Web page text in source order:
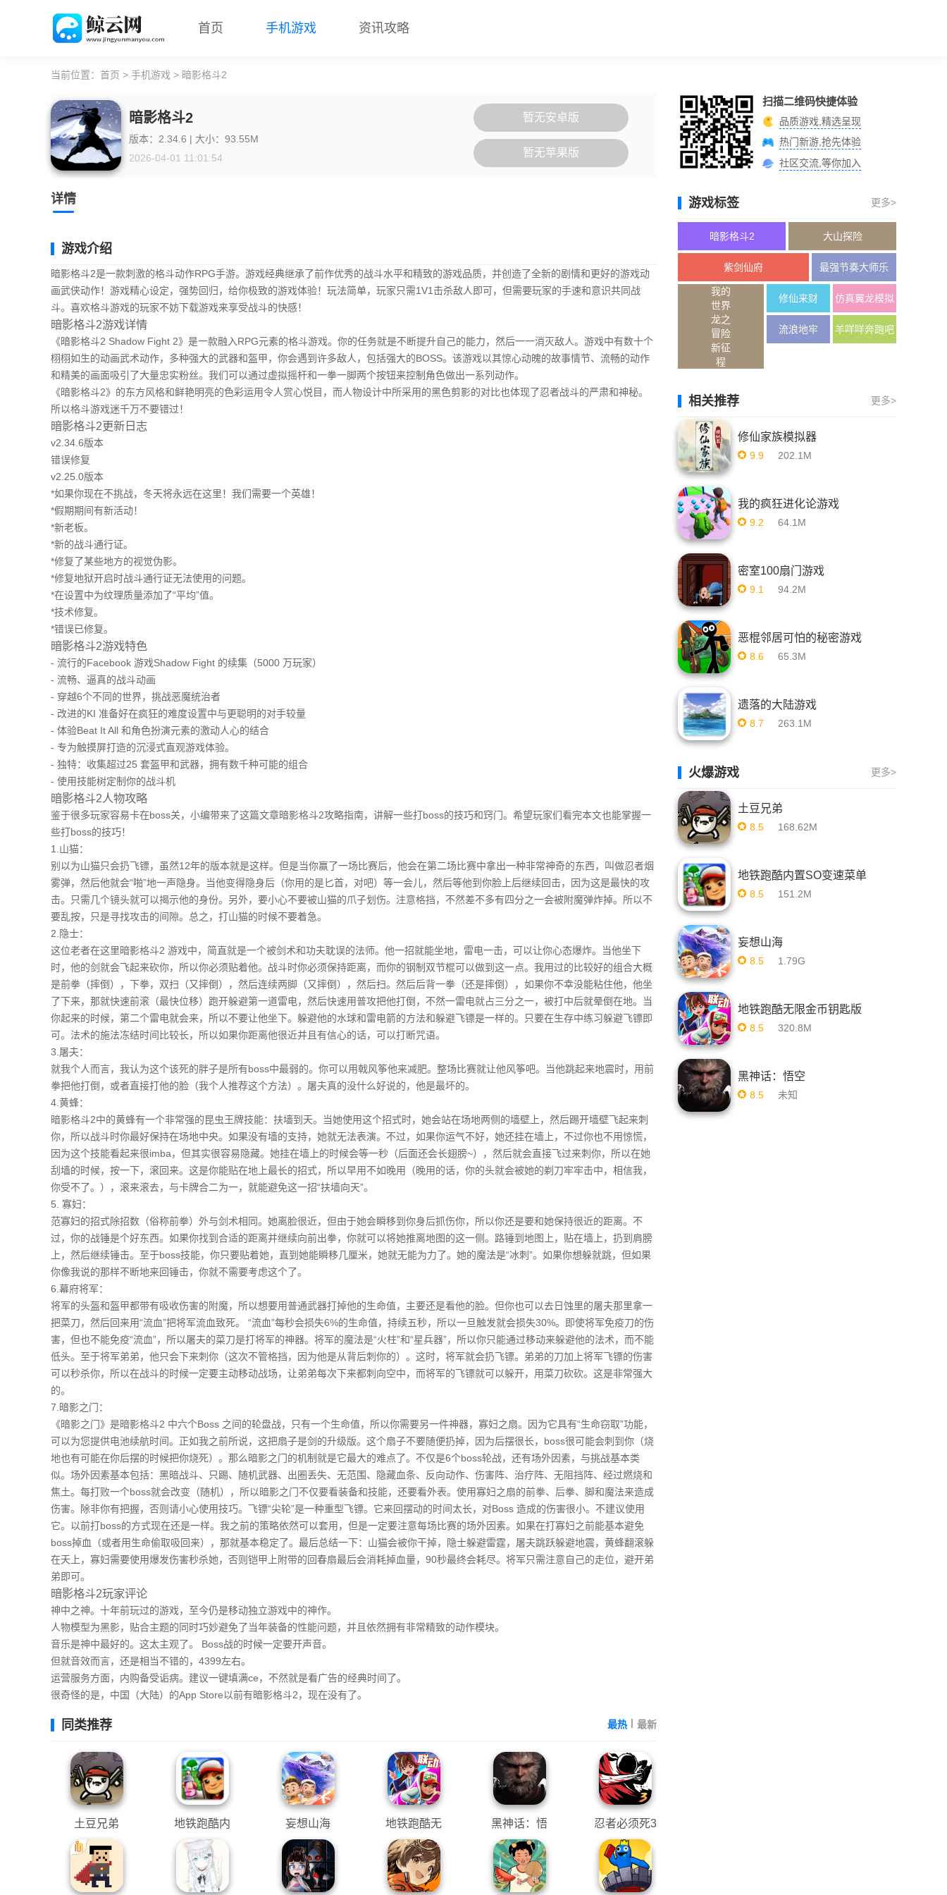
首页 手机游戏 资讯攻略
当前位置： 首页 > 手机游戏 > 暗影格斗2
暗影格斗2
版本：2.34.6 | 大小：93.55M
2026-04-01 11:01:54
暂无安卓版
暂无苹果版
详情
游戏介绍
暗影格斗2是一款刺激的格斗动作RPG手游。游戏经典继承了前作优秀的战斗水平和精致的游戏品质，并创造了全新的剧情和更好的游戏动
画武侠动作！游戏精心设定，强势回归，给你极致的游戏体验！玩法简单，玩家只需1V1击杀敌人即可，但需要玩家的手速和意识共同战
斗。喜欢格斗游戏的玩家不妨下载游戏来享受战斗的快感！
暗影格斗2游戏详情
《暗影格斗2 Shadow Fight 2》是一款融入RPG元素的格斗游戏。你的任务就是不断提升自己的能力，然后一一消灭敌人。游戏中有数十个
栩栩如生的动画武术动作，多种强大的武器和盔甲，你会遇到许多敌人，包括强大的BOSS。该游戏以其惊心动魄的故事情节、流畅的动作
和精美的画面吸引了大量忠实粉丝。我们可以通过虚拟摇杆和一拳一脚两个按钮来控制角色做出一系列动作。
《暗影格斗2》的东方风格和鲜艳明亮的色彩运用令人赏心悦目，而人物设计中所采用的黑色剪影的对比也体现了忍者战斗的严肃和神秘。
所以格斗游戏迷千万不要错过！
暗影格斗2更新日志
v2.34.6版本
错误修复
v2.25.0版本
*如果你现在不挑战，冬天将永远在这里！我们需要一个英雄！
*假期期间有新活动！
*新老板。
*新的战斗通行证。
*修复了某些地方的视觉伪影。
*修复地狱开启时战斗通行证无法使用的问题。
*在设置中为纹理质量添加了“平均”值。
*技术修复。
*错误已修复。
暗影格斗2游戏特色
- 流行的Facebook 游戏Shadow Fight 的续集（5000 万玩家）
- 流畅、逼真的战斗动画
- 穿越6个不同的世界，挑战恶魔统治者
- 改进的KI 准备好在疯狂的难度设置中与更聪明的对手较量
- 体验Beat It All 和角色扮演元素的激动人心的结合
- 专为触摸屏打造的沉浸式直观游戏体验。
- 独特：收集超过25 套盔甲和武器，拥有数千种可能的组合
- 使用技能树定制你的战斗机
暗影格斗2人物攻略
鉴于很多玩家容易卡在boss关，小编带来了这篇文章暗影格斗2攻略指南，讲解一些打boss的技巧和窍门。希望玩家们看完本文也能掌握一
些打boss的技巧！
1.山猫：
别以为山猫只会扔飞镖，虽然12年的版本就是这样。但是当你赢了一场比赛后，他会在第二场比赛中拿出一种非常神奇的东西，叫做忍者烟
雾弹，然后他就会“啪”地一声隐身。当他变得隐身后（你用的是匕首，对吧）等一会儿，然后等他到你脸上后继续回击，因为这是最快的攻
击。只需几个镜头就可以揭示他的身份。另外，要小心不要被山猫的爪子划伤。注意格挡，不然差不多有四分之一会被附魔弹炸掉。所以不
要乱按，只是寻找攻击的间隙。总之，打山猫的时候不要着急。
2.隐士：
这位老者在这里暗影格斗2 游戏中，简直就是一个被剑术和功夫耽误的法师。他一招就能坐地，雷电一击，可以让你心态爆炸。当他坐下
时，他的剑就会飞起来砍你，所以你必须贴着他。战斗时你必须保持距离，而你的钢制双节棍可以做到这一点。我用过的比较好的组合大概
是前拳（摔倒），下拳，双扫（又摔倒），然后连续两脚（又摔倒），然后扫。然后后背一拳（还是摔倒），如果你不幸没能粘住他，他坐
了下来，那就快速前滚（最快位移）跑开躲避第一道雷电，然后快速用普攻把他打倒，不然一雷电就占三分之一，被打中后就晕倒在地。当
你起来的时候，第二个雷电就会来，所以不要让他坐下。躲避他的水球和雷电箭的方法和躲避飞镖是一样的。只要在生存中练习躲避飞镖即
可。法术的施法冻结时间比较长，所以如果你距离他很近并且有信心的话，可以打断咒语。
3.屠夫：
就我个人而言，我认为这个该死的胖子是所有boss中最弱的。你可以用戟风筝他来减肥。整场比赛就让他风筝吧。当他跳起来地震时，用前
拳把他打倒，或者直接打他的脸（我个人推荐这个方法）。屠夫真的没什么好说的，他是最坏的。
4.黄蜂：
暗影格斗2中的黄蜂有一个非常强的昆虫王牌技能：扶墙到天。当她使用这个招式时，她会站在场地两侧的墙壁上，然后踢开墙壁飞起来刺
你，所以战斗时你最好保持在场地中央。如果没有墙的支持，她就无法表演。不过，如果你运气不好，她还挂在墙上，不过你也不用惊慌，
因为这个技能看起来很imba，但其实很容易隐藏。她挂在墙上的时候会等一秒（后面还会长翅膀~），然后就会直接飞过来刺你，所以在她
刮墙的时候，按一下，滚回来。这是你能贴在地上最长的招式，所以早用不如晚用（晚用的话，你的头就会被她的剃刀牢牢击中，相信我，
你受不了。），滚来滚去，与卡牌合二为一，就能避免这一招“扶墙向天”。
5. 寡妇：
范寡妇的招式除招数（俗称前拳）外与剑术相同。她离脸很近，但由于她会瞬移到你身后抓伤你，所以你还是要和她保持很近的距离。不
过，你的战锤是个好东西。如果你找到合适的距离并继续向前出拳，你就可以将她推离地图的这一侧。路锤到地图上，贴在墙上，扔到肩膀
上，然后继续锤击。至于boss技能，你只要贴着她，直到她能瞬移几厘米，她就无能为力了。她的魔法是“冰刺”。如果你想躲就跳，但如果
你像我说的那样不断地来回锤击，你就不需要考虑这个了。
6.幕府将军：
将军的头盔和盔甲都带有吸收伤害的附魔，所以想要用普通武器打掉他的生命值，主要还是看他的脸。但你也可以去日蚀里的屠夫那里拿一
把菜刀，然后回来用“流血”把将军流血致死。 “流血”每秒会损失6%的生命值，持续五秒，所以一旦触发就会损失30%。即使将军免疫刀的伤
害，但也不能免疫“流血”，所以屠夫的菜刀是打将军的神器。将军的魔法是“火柱”和“星兵器”，所以你只能通过移动来躲避他的法术，而不能
低头。至于将军弟弟，他只会下来刺你（这次不管格挡，因为他是从背后刺你的）。这时，将军就会扔飞镖。弟弟的刀加上将军飞镖的伤害
可以秒杀你，所以在战斗的时候一定要主动移动战场，让弟弟每次下来都刺向空中，而将军的飞镖就可以躲开，用菜刀砍砍。这是非常强大
的。
7.暗影之门：
《暗影之门》是暗影格斗2 中六个Boss 之间的轮盘战，只有一个生命值，所以你需要另一件神器，寡妇之扇。因为它具有“生命窃取”功能，
可以为您提供电池续航时间。正如我之前所说，这把扇子是剑的升级版。这个扇子不要随便扔掉，因为后摆很长，boss很可能会刺到你（烧
地也有可能在你后摆的时候把你烧死）。那么暗影之门的机制就是它最大的难点了。不仅是6个boss轮战，还有场外因素，与挑战基本类
似。场外因素基本包括：黑暗战斗、只踢、随机武器、出圈丢失、无范围、隐藏血条、反向动作、伤害阵、治疗阵、无阻挡阵、经过燃烧和
焦土。每打败一个boss就会改变（随机），所以暗影之门不仅要看装备和技能，还要看外表。使用寡妇之扇的前拳、后拳、脚和魔法来造成
伤害。除非你有把握，否则请小心使用技巧。飞镖“尖轮”是一种重型飞镖。它来回摆动的时间太长，对Boss 造成的伤害很小。不建议使用
它。以前打boss的方式现在还是一样。我之前的策略依然可以套用，但是一定要注意每场比赛的场外因素。如果在打寡妇之前能基本避免
boss掉血（或者用生命偷取吸回来），那就基本稳定了。最后总结一下：山猫会被你干掉，隐士躲避雷霆，屠夫跳跃躲避地震，黄蜂翻滚躲
在天上，寡妇需要使用爆发伤害秒杀她，否则铠甲上附带的回春扇最后会消耗掉血量，90秒最终会耗尽。将军只需注意自己的走位，避开弟
弟即可。
暗影格斗2玩家评论
神中之神。十年前玩过的游戏，至今仍是移动独立游戏中的神作。
人物模型为黑影，贴合主题的同时巧妙避免了当年装备的性能问题，并且依然拥有非常精致的动作模块。
音乐是神中最好的。这太主观了。 Boss战的时候一定要开声音。
但就音效而言，还是相当不错的，4399左右。
运营服务方面，内购备受诟病。建议一键填满ce，不然就是看广告的经典时间了。
很奇怪的是，中国（大陆）的App Store以前有暗影格斗2，现在没有了。
同类推荐 最热 | 最新
土豆兄弟
地铁跑酷内
置SO变速菜
单
妄想山海
地铁跑酷无
限金币钥匙
版
黑神话：悟
空
忍者必须死3
内置修改器
MOD版
扫描二维码快捷体验
品质游戏,精选呈现
热门新游,抢先体验
社区交流,等你加入
游戏标签 更多>
暗影格斗2 大山探险
紫剑仙府 最强节奏大师乐
我的
世界
龙之
冒险
新征
程
修仙来财 仿真翼龙模拟
器
流浪地牢 羊咩咩奔跑吧
相关推荐 更多>
修仙家族模拟器
9.9 202.1M
我的疯狂进化论游戏
9.2 64.1M
密室100扇门游戏
9.1 94.2M
恶棍邻居可怕的秘密游戏
8.6 65.3M
遗落的大陆游戏
8.7 263.1M
火爆游戏 更多>
土豆兄弟
8.5 168.62M
地铁跑酷内置SO变速菜单
8.5 151.2M
妄想山海
8.5 1.79G
地铁跑酷无限金币钥匙版
8.5 320.8M
黑神话：悟空
8.5 未知